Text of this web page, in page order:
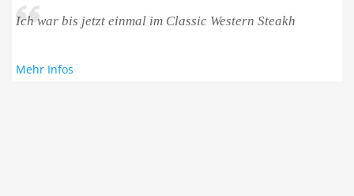
Ich war bis jetzt einmal im Classic Western Steakh
Mehr Infos